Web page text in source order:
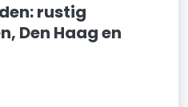
rustig
Den Haag en